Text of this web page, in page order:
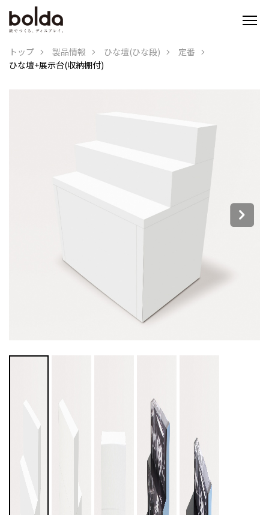
トップ 製品情報 ひな壇(ひな段)
定番
ひな壇+展示台(収納棚付)